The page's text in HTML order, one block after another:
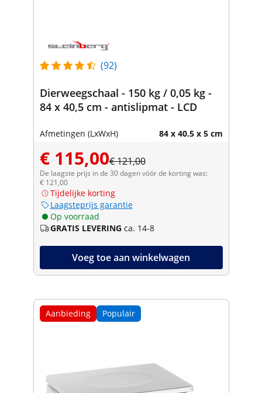
(92)
Dierweegschaal - 150 kg / 0,05 kg -
84 x 40,5 cm - antislipmat - LCD
Afmetingen (LxWxH) 84 x 40.5 x 5 cm
€ 115,00€ 121,00
De laagste prijs in de 30 dagen vóór de korting was:
€ 121,00
Tijdelijke korting
Laagsteprijs garantie
Op voorraad
GRATIS LEVERING ca. 14-8
Voeg toe aan winkelwagen
Aanbieding Populair